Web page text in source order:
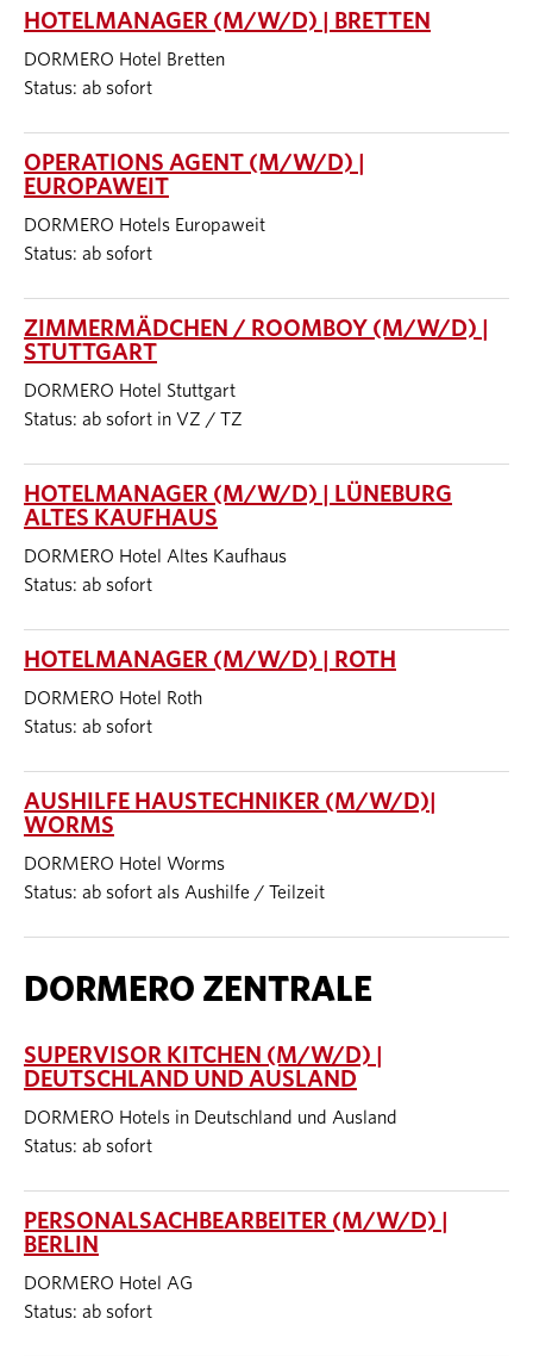
HOTELMANAGER (M/W/D) | BRETTEN
DORMERO Hotel Bretten
Status: ab sofort
OPERATIONS AGENT (M/W/D) |
EUROPAWEIT
DORMERO Hotels Europaweit
Status: ab sofort
ZIMMERMÄDCHEN / ROOMBOY (M/W/D) |
STUTTGART
DORMERO Hotel Stuttgart
Status: ab sofort in VZ / TZ
HOTELMANAGER (M/W/D) | LÜNEBURG
ALTES KAUFHAUS
DORMERO Hotel Altes Kaufhaus
Status: ab sofort
HOTELMANAGER (M/W/D) | ROTH
DORMERO Hotel Roth
Status: ab sofort
AUSHILFE HAUSTECHNIKER (M/W/D)|
WORMS
DORMERO Hotel Worms
Status: ab sofort als Aushilfe / Teilzeit
DORMERO ZENTRALE
SUPERVISOR KITCHEN (M/W/D) |
DEUTSCHLAND UND AUSLAND
DORMERO Hotels in Deutschland und Ausland
Status: ab sofort
PERSONALSACHBEARBEITER (M/W/D) |
BERLIN
DORMERO Hotel AG
Status: ab sofort